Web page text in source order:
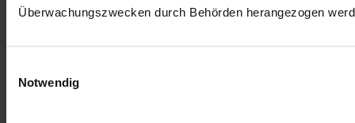
Überwachungszwecken durch Behörden herangezogen
Notwendig